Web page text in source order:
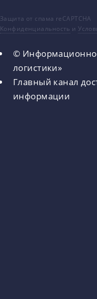
Защита от спама reCAPTCHA
Конфиденциальность и
©
логистики»
Главный канал
информации